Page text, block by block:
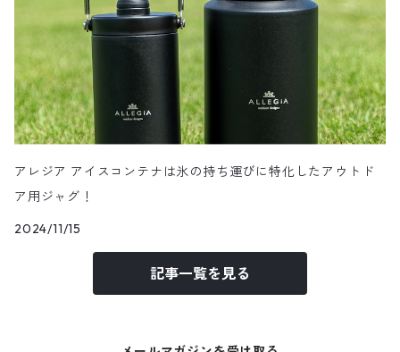
アレジア アイスコンテナは氷の持ち運びに特化したアウトド
ア用ジャグ！
2024/11/15
記事一覧を見る